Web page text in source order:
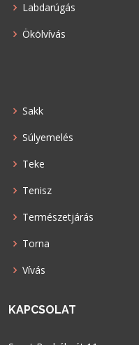
Labdarúgás
Ökölvívás
Sakk
Súlyemelés
Teke
Tenisz
Természetjárás
Torna
Vívás
KAPCSOLAT